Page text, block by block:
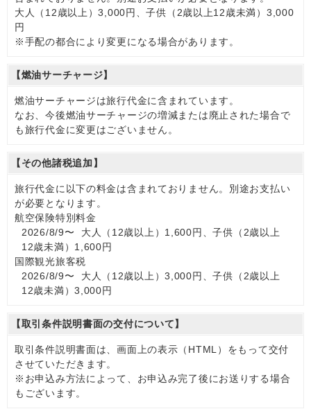
大人（12歳以上）3,000円、子供（2歳以上12歳未満）3,000
円
※手配の都合により変更になる場合があります。
【燃油サーチャージ】
燃油サーチャージは旅行代金に含まれています。
なお、今後燃油サーチャージの増減または廃止された場合で
も旅行代金に変更はございません。
【その他諸税追加】
旅行代金に以下の料金は含まれておりません。別途お支払い
が必要となります。
航空保険特別料金
2026/8/9〜 大人（12歳以上）1,600円、子供（2歳以上
12歳未満）1,600円
国際観光旅客税
2026/8/9〜 大人（12歳以上）3,000円、子供（2歳以上
12歳未満）3,000円
【取引条件説明書面の交付について】
取引条件説明書面は、画面上の表示（HTML）をもって交付
させていただきます。
※お申込み方法によって、お申込み完了後にお送りする場合
もございます。